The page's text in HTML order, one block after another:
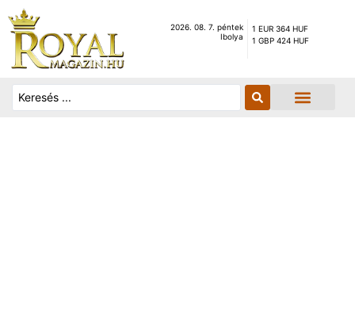
2026. 08. 7. péntek
Ibolya
1 EUR 364 HUF
1 GBP 424 HUF